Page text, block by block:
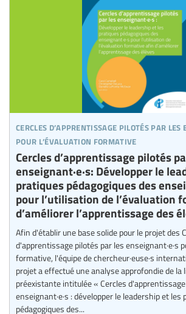
cercles d’apprentissage pilotés par les
pour l’évaluation formative
Cercles d’apprentissage pilotés
enseignant·e·s: Développer le
pratiques pédagogiques des
pour l’utilisation de l’évaluation
d’améliorer l’apprentissage des
Afin d'établir une base solide pour le projet des
d'apprentissage pilotés par les enseignant·e·s
formative, l'équipe de chercheur·euse·s
projet a effectué une analyse approfondie de
préexistante intitulée « Cercles
enseignant·e·s : développer le leadership et les
pédagogiques des...